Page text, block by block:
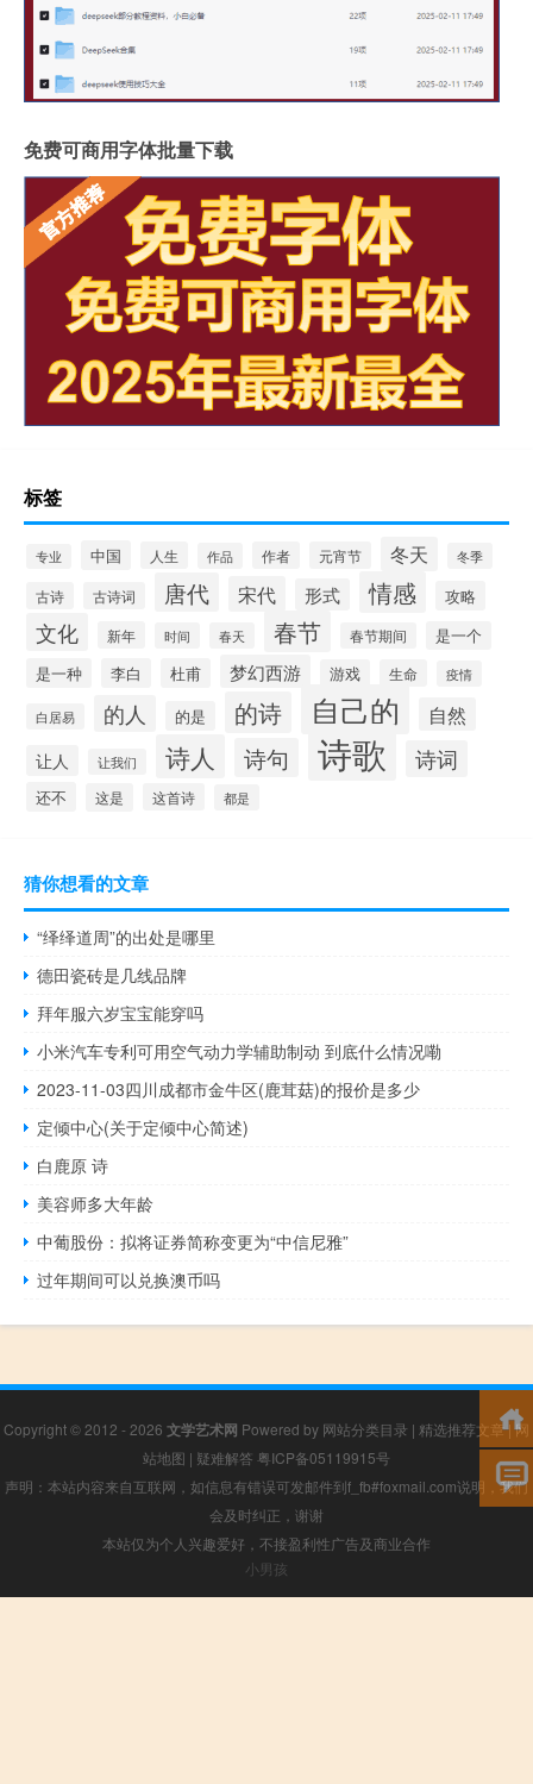
免费可商用字体批量下载
标签
专业 中国 人生 作品 作者 元宵节 冬天 冬季
古诗 古诗词 唐代 宋代 形式 情感 攻略
文化 新年 时间 春天 春节 春节期间 是一个
是一种 李白 杜甫 梦幻西游 游戏 生命 疫情
白居易 的人 的是 的诗 自己的 自然
让人 让我们 诗人 诗句 诗歌 诗词
还不 这是 这首诗 都是
猜你想看的文章
“绎绎道周”的出处是哪里
德田瓷砖是几线品牌
拜年服六岁宝宝能穿吗
小米汽车专利可用空气动力学辅助制动 到底什么情况嘞
2023-11-03四川成都市金牛区(鹿茸菇)的报价是多少
定倾中心(关于定倾中心简述)
白鹿原 诗
美容师多大年龄
中葡股份：拟将证券简称变更为“中信尼雅”
过年期间可以兑换澳币吗
Copyright © 2012 - 2026 文学艺术网 Powered by 网站分类目录 | 精选推荐文章|网
站地图 | 疑难解答 粤ICP备05119915号
声明：本站内容来自互联网，如信息有错误可发邮件到f_fb#foxmail.com说明，我们
会及时纠正，谢谢
本站仅为个人兴趣爱好，不接盈利性广告及商业合作
小男孩